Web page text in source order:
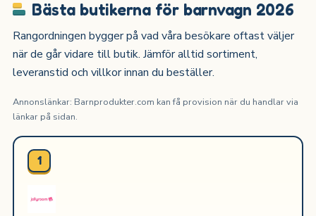
Bästa butikerna för barnvagn 2026
Rangordningen bygger på vad våra besökare oftast väljer
när de går vidare till butik. Jämför alltid sortiment,
leveranstid och villkor innan du beställer.
Annonslänkar: Barnprodukter.com kan få provision när du handlar via
länkar på sidan.
1